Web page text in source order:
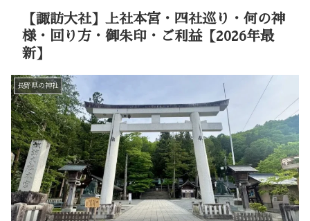
【諏訪大社】上社本宮・四社巡り・何の神
様・回り方・御朱印・ご利益【2026年最
新】
長野県の神社